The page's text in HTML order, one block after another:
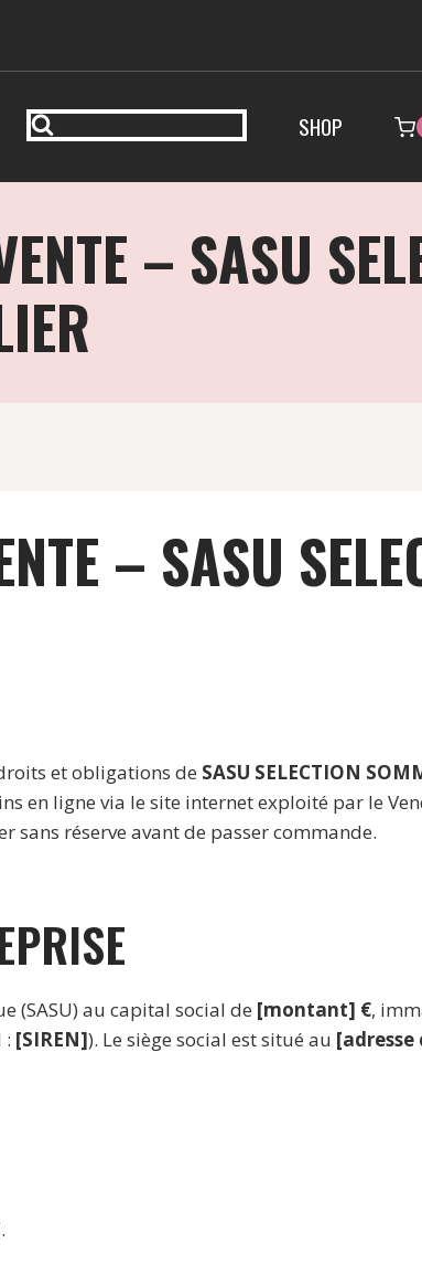
SHOP
– SASU
– SASU
et obligations de SASU SELECTION
en ligne via le site internet exploité par le
sans réserve avant de passer commande.
(SASU) au capital social de [montant] €,
: [SIREN]). Le siège social est situé au
.